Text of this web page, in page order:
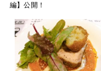
編】公開！